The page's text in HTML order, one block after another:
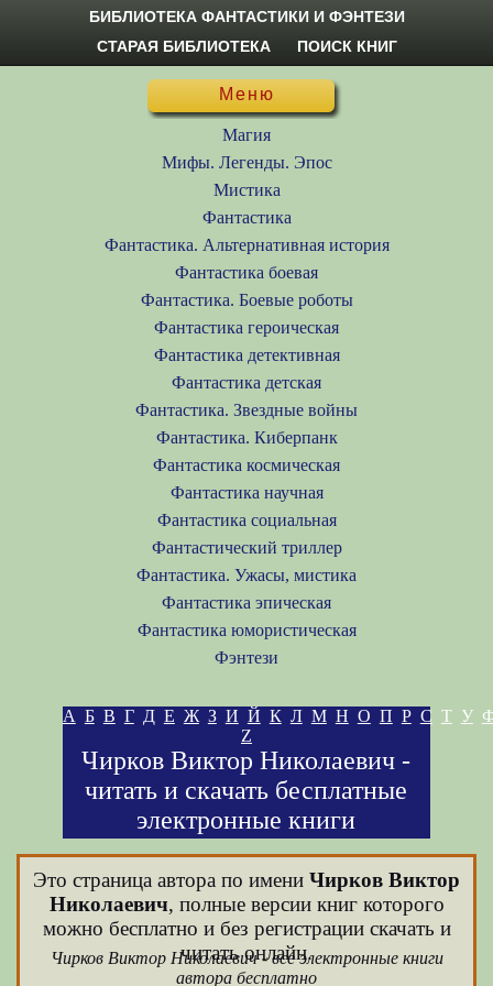
БИБЛИОТЕКА ФАНТАСТИКИ И ФЭНТЕЗИ
СТАРАЯ БИБЛИОТЕКА
ПОИСК КНИГ
Меню
Магия
Мифы. Легенды. Эпос
Мистика
Фантастика
Фантастика. Альтернативная история
Фантастика боевая
Фантастика. Боевые роботы
Фантастика героическая
Фантастика детективная
Фантастика детская
Фантастика. Звездные войны
Фантастика. Киберпанк
Фантастика космическая
Фантастика научная
Фантастика социальная
Фантастический триллер
Фантастика. Ужасы, мистика
Фантастика эпическая
Фантастика юмористическая
Фэнтези
А Б В Г Д Е Ж З И Й К Л М Н О П Р С Т У
Z
Чирков Виктор Николаевич -
читать и скачать бесплатные
электронные книги
Это страница автора по имени Чирков Виктор
Николаевич, полные версии книг которого
можно бесплатно и без регистрации скачать и
читать онлайн.
Чирков Виктор Николаевич - все электронные книги
автора бесплатно